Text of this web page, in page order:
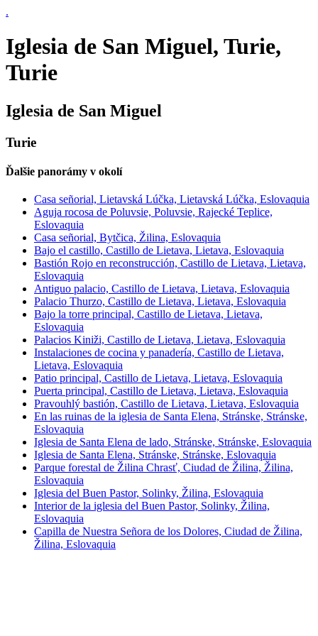
.
Iglesia de San Miguel, Turie,
Turie
Iglesia de San Miguel
Turie
Ďalšie panorámy v okolí
Casa señorial, Lietavská Lúčka, Lietavská Lúčka, Eslovaquia
Aguja rocosa de Poluvsie, Poluvsie, Rajecké Teplice,
Eslovaquia
Casa señorial, Bytčica, Žilina, Eslovaquia
Bajo el castillo, Castillo de Lietava, Lietava, Eslovaquia
Bastión Rojo en reconstrucción, Castillo de Lietava, Lietava,
Eslovaquia
Antiguo palacio, Castillo de Lietava, Lietava, Eslovaquia
Palacio Thurzo, Castillo de Lietava, Lietava, Eslovaquia
Bajo la torre principal, Castillo de Lietava, Lietava,
Eslovaquia
Palacios Kiniži, Castillo de Lietava, Lietava, Eslovaquia
Instalaciones de cocina y panadería, Castillo de Lietava,
Lietava, Eslovaquia
Patio principal, Castillo de Lietava, Lietava, Eslovaquia
Puerta principal, Castillo de Lietava, Lietava, Eslovaquia
Pravouhlý bastión, Castillo de Lietava, Lietava, Eslovaquia
En las ruinas de la iglesia de Santa Elena, Stránske, Stránske,
Eslovaquia
Iglesia de Santa Elena de lado, Stránske, Stránske, Eslovaquia
Iglesia de Santa Elena, Stránske, Stránske, Eslovaquia
Parque forestal de Žilina Chrasť, Ciudad de Žilina, Žilina,
Eslovaquia
Iglesia del Buen Pastor, Solinky, Žilina, Eslovaquia
Interior de la iglesia del Buen Pastor, Solinky, Žilina,
Eslovaquia
Capilla de Nuestra Señora de los Dolores, Ciudad de Žilina,
Žilina, Eslovaquia